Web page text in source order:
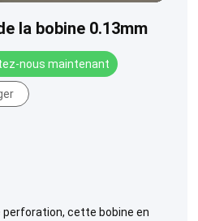
la bobine 0.13mm
nous maintenant
perforation, cette bobine en